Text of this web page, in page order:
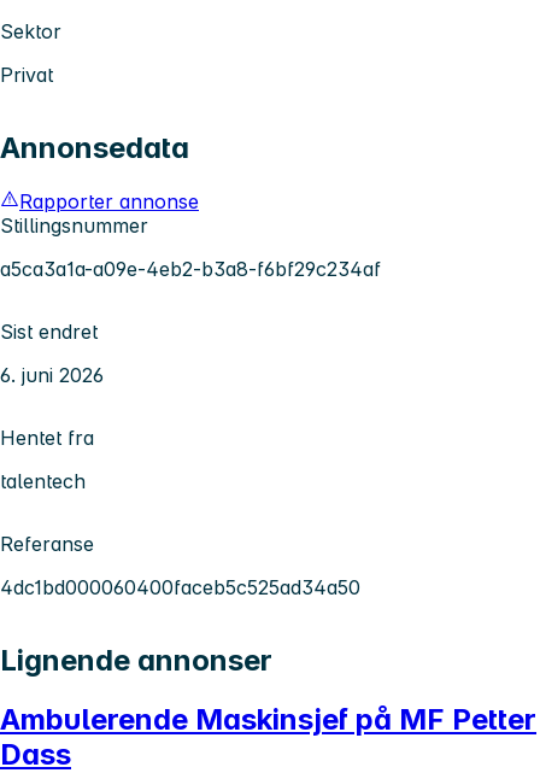
Sektor
Privat
Annonsedata
Rapporter annonse
Stillingsnummer
a5ca3a1a-a09e-4eb2-b3a8-f6bf29c234af
Sist endret
6. juni 2026
Hentet fra
talentech
Referanse
4dc1bd000060400faceb5c525ad34a50
Lignende annonser
Ambulerende Maskinsjef på MF Petter
Dass